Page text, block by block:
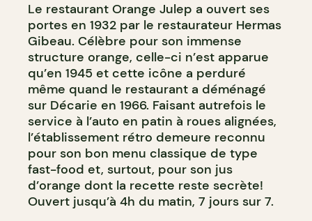
Le restaurant Orange Julep a ouvert ses
portes en 1932 par le restaurateur Hermas
Gibeau. Célèbre pour son immense
structure orange, celle-ci n’est apparue
qu’en 1945 et cette icône a perduré
même quand le restaurant a déménagé
sur Décarie en 1966. Faisant autrefois le
service à l’auto en patin à roues alignées,
l’établissement rétro demeure reconnu
pour son bon menu classique de type
fast-food et, surtout, pour son jus
d’orange dont la recette reste secrète!
Ouvert jusqu’à 4h du matin, 7 jours sur 7.